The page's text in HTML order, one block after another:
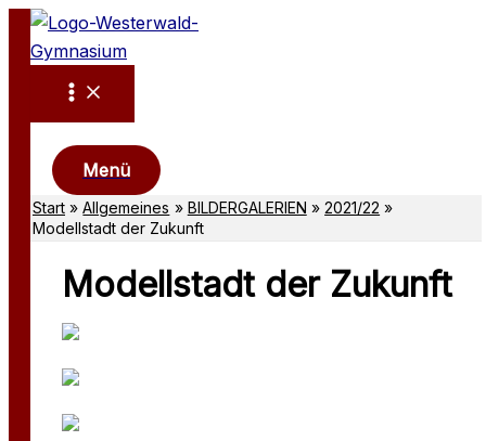
Zum
Inhalt
springen
Menü
Start Allgemeines BILDERGALERIEN
2021/22
Modellstadt der Zukunft
Modellstadt der Zukunft